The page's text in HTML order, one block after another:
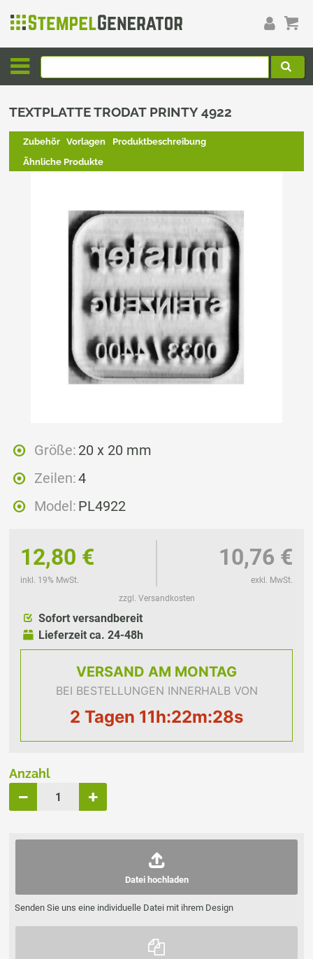
TEXTPLATTE TRODAT PRINTY 4922
Zubehör Vorlagen
Produktbeschreibung
Ähnliche Produkte
Größe: 20 x 20 mm
Zeilen:4
Model: PL4922
12,80 €
inkl. 19% MwSt.
10,76 €
exkl. MwSt.
zzgl. Versandkosten
Sofort versandbereit
Lieferzeit ca. 24-48h
VERSAND AM MONTAG
BEI BESTELLUNGEN INNERHALB VON
2 Tagen 11h:22m:28s
Anzahl
Datei hochladen
Senden Sie uns eine individuelle Datei mit ihrem Design